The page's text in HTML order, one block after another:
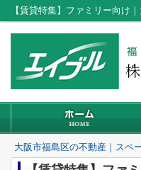
【賃貸特集】ファミリー向け
大阪市福島区の不動産｜スペ